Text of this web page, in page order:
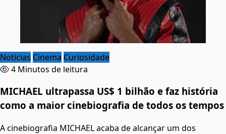
Notícias Cinema Curiosidade
4 Minutos de leitura
MICHAEL ultrapassa US$ 1 bilhão e faz história
como a maior cinebiografia de todos os tempos
A cinebiografia MICHAEL acaba de alcançar um dos